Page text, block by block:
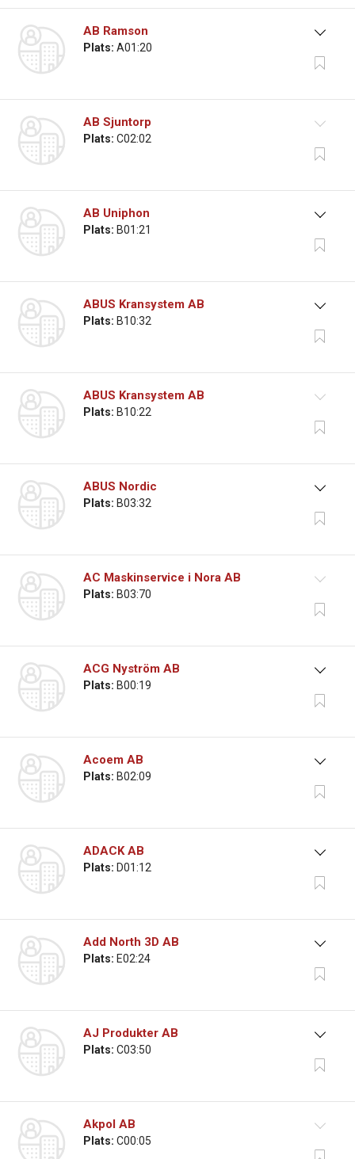
AB Ramson
Plats: A01:20
AB Sjuntorp
Plats: C02:02
AB Uniphon
Plats: B01:21
ABUS Kransystem AB
Plats: B10:32
ABUS Kransystem AB
Plats: B10:22
ABUS Nordic
Plats: B03:32
AC Maskinservice i Nora AB
Plats: B03:70
ACG Nyström AB
Plats: B00:19
Acoem AB
Plats: B02:09
ADACK AB
Plats: D01:12
Add North 3D AB
Plats: E02:24
AJ Produkter AB
Plats: C03:50
Akpol AB
Plats: C00:05